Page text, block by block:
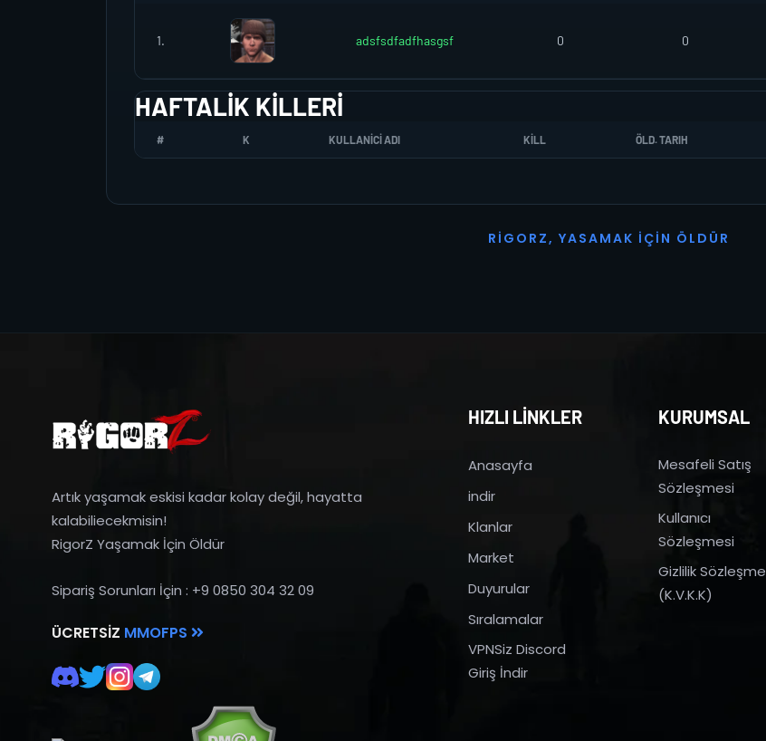
1. adsfsdfadfhasgsf 0 0
HAFTALIK KILLERI
# K KULLANICI ADI KILL ÖLD. TARIH
R I G O R Z, YASAMAK İ ÇI N Ö L D Ü R
Artık yaşamak eskisi kadar kolay değil, hayatta
kalabiliecekmisin!
RigorZ Yaşamak İçin Öldür
Sipariş Sorunları İçin : +9 0850 304 32 09
ÜCRETSIZ MMOFPS
HIZLI LİNKLER
Anasayfa
indir
Klanlar
Market
Duyurular
Sıralamalar
VPNSiz Discord
Giriş İndir
KURUMSAL
Mesafeli Satış
Sözleşmesi
Kullanıcı
Sözleşmesi
Gizlilik
(K.V.K.K)